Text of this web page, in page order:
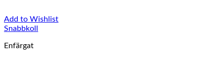
Add to Wishlist
Snabbkoll
Enfärgat